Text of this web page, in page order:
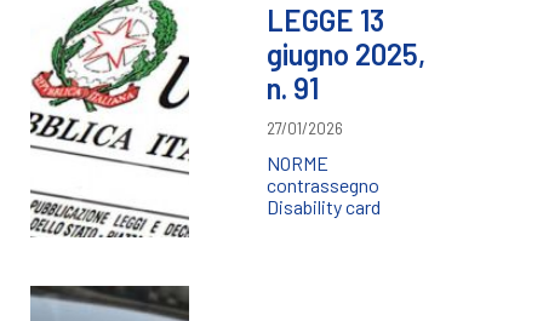
LEGGE 13
giugno 2025,
n. 91
27/01/2026
NORME
contrassegno
Disability card